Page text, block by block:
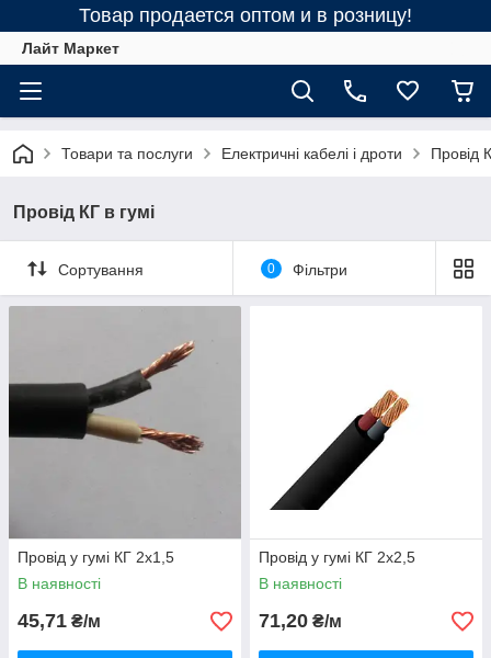
Товар продается оптом и в розницу!
Лайт Маркет
Товари та послуги Електричні кабелі і дроти Провід
Провід КГ в гумі
Сортування 0 Фільтри
Провід у гумі КГ 2х1,5
В наявності
45,71 ₴/м
Провід у гумі КГ 2х2,5
В наявності
71,20 ₴/м